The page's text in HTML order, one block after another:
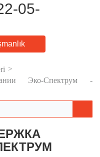
05-
Эко-Спектрум -